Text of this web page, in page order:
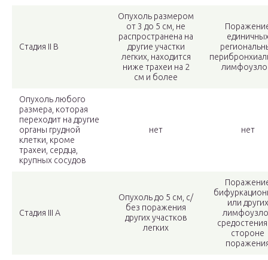
Стадия ІІ В
Опухоль размером
от 3 до 5 см, не
распространена на
другие участки
легких, находится
ниже трахеи на 2
см и более
Опухоль любого
размера, которая
переходит на другие
органы грудной
клетки, кроме
трахеи, сердца,
крупных сосудов
нет нет
Стадия ІІІ А
Опухоль до 5 см, с/
без поражения
других участков
легких
или других
стороне